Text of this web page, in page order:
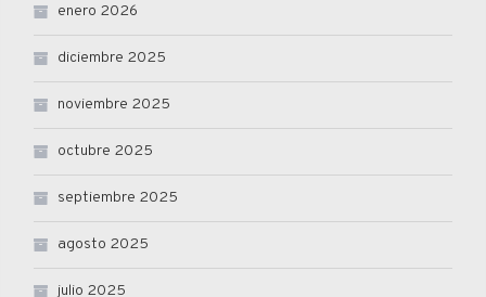
enero 2026
diciembre 2025
noviembre 2025
octubre 2025
septiembre 2025
agosto 2025
julio 2025